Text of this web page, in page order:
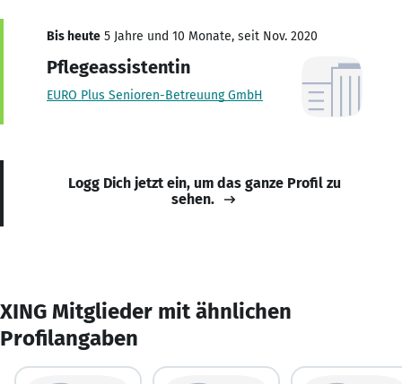
Bis heute 5 Jahre und 10 Monate, seit Nov. 2020
Pflegeassistentin
EURO Plus Senioren-Betreuung GmbH
Logg Dich jetzt ein, um das ganze Profil zu
sehen.
XING Mitglieder mit ähnlichen
Profilangaben